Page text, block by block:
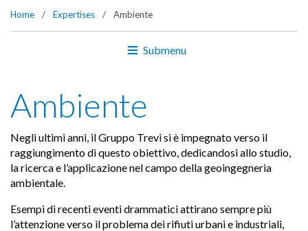
Home / Expertises / Ambiente
Submenu
Ambiente
Negli ultimi anni, il Gruppo Trevi si è impegnato verso il
raggiungimento di questo obiettivo, dedicandosi allo studio,
la ricerca e l’applicazione nel campo della geoingegneria
ambientale.
Esempi di recenti eventi drammatici attirano sempre più
l’attenzione verso il problema dei rifiuti urbani e industriali,